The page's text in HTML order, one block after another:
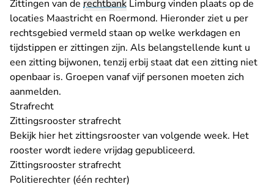
Zittingen van de rechtbank Limburg vinden plaats op de
locaties Maastricht en Roermond. Hieronder ziet u per
rechtsgebied vermeld staan op welke werkdagen en
tijdstippen er zittingen zijn. Als belangstellende kunt u
een zitting bijwonen, tenzij erbij staat dat een zitting niet
openbaar is. Groepen vanaf vijf personen moeten zich
aanmelden.
Strafrecht
Zittingsrooster strafrecht
Bekijk hier het zittingsrooster van volgende week. Het
rooster wordt iedere vrijdag gepubliceerd.
Zittingsrooster strafrecht
Politierechter (één rechter)